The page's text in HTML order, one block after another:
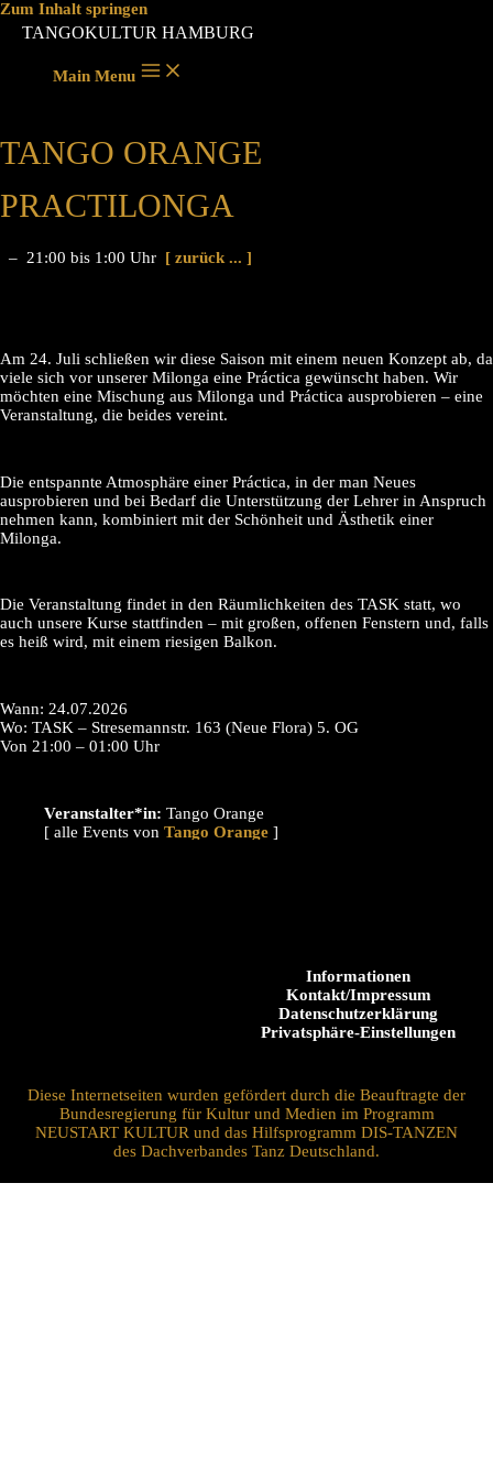
Zum Inhalt springen
TANGOKULTUR HAMBURG
Main Menu
TANGO ORANGE
PRACTILONGA
– 21:00 bis 1:00 Uhr [ zurück ... ]
Am 24. Juli schließen wir diese Saison mit einem neuen Konzept ab, da
viele sich vor unserer Milonga eine Práctica gewünscht haben. Wir
möchten eine Mischung aus Milonga und Práctica ausprobieren – eine
Veranstaltung, die beides vereint.
Die entspannte Atmosphäre einer Práctica, in der man Neues
ausprobieren und bei Bedarf die Unterstützung der Lehrer in Anspruch
nehmen kann, kombiniert mit der Schönheit und Ästhetik einer
Milonga.
Die Veranstaltung findet in den Räumlichkeiten des TASK statt, wo
auch unsere Kurse stattfinden – mit großen, offenen Fenstern und, falls
es heiß wird, mit einem riesigen Balkon.
Wann: 24.07.2026
Wo: TASK – Stresemannstr. 163 (Neue Flora) 5. OG
Von 21:00 – 01:00 Uhr
Veranstalter*in: Tango Orange
[ alle Events von
]
Informationen
Kontakt/Impressum
Datenschutzerklärung
Privatsphäre-Einstellungen
Diese Internetseiten wurden gefördert durch die Beauftragte der
Bundesregierung für Kultur und Medien im Programm
NEUSTART KULTUR und das Hilfsprogramm DIS-TANZEN
des Dachverbandes Tanz Deutschland.